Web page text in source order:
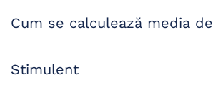
Cum se calculează media
Stimulent